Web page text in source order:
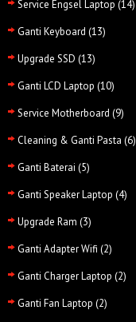
Service Engsel Laptop (14)
Ganti Keyboard (13)
Upgrade SSD (13)
Ganti LCD Laptop (10)
Service Motherboard (9)
Cleaning & Ganti Pasta (6)
Ganti Baterai (5)
Ganti Speaker Laptop (4)
Upgrade Ram (3)
Ganti Adapter Wifi (2)
Ganti Charger Laptop (2)
Ganti Fan Laptop (2)